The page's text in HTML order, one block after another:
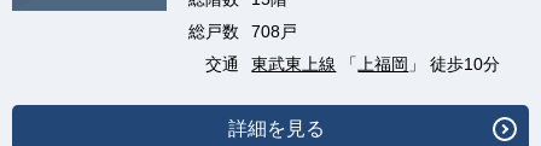
総戸数
708戸
交通
東武東上線 「 上福岡 」 徒歩10分
詳細を見る